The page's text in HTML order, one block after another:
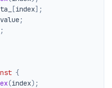
[index] ;
value ;
;
{
(index) ;